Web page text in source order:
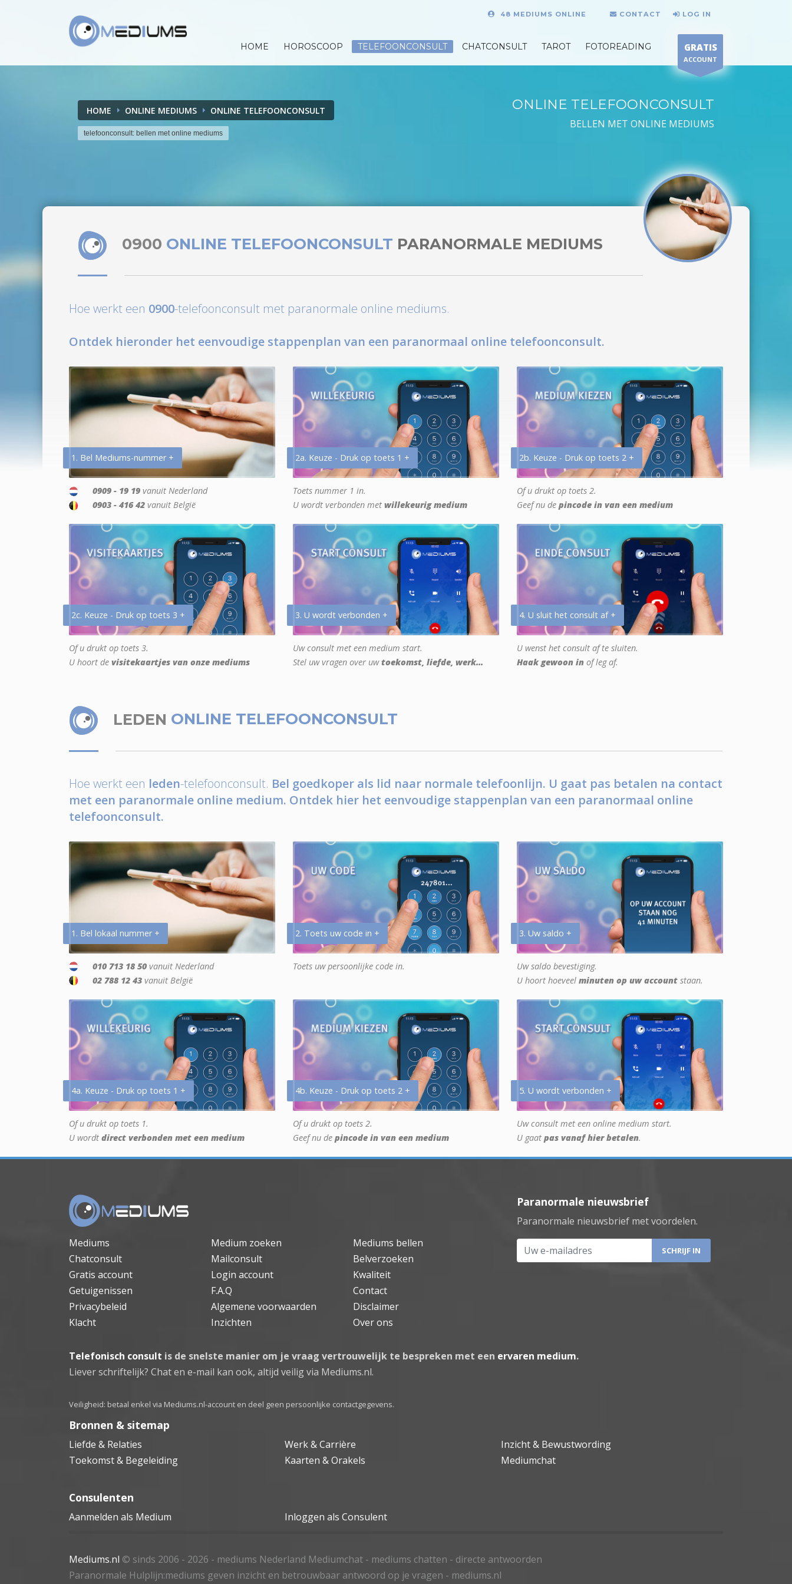
48 MEDIUMS ONLINE CONTACT LOG IN
HOME HOROSCOOP TELEFOONCONSULT CHATCONSULT TAROT FOTOREADING GRATIS
ACCOUNT
HOME ONLINE MEDIUMS ONLINE TELEFOONCONSULT
telefoonconsult: bellen met online mediums
ONLINE TELEFOONCONSULT
BELLEN MET ONLINE MEDIUMS
0900 ONLINE TELEFOONCONSULT PARANORMALE MEDIUMS
Hoe werkt een 0900-telefoonconsult met paranormale online mediums.
Ontdek hieronder het eenvoudige stappenplan van een paranormaal online telefoonconsult.
1. Bel Mediums-nummer +
0909 - 19 19 vanuit Nederland
0903 - 416 42 vanuit België
2a. Keuze - Druk op toets 1 +
Toets nummer 1 in.
U wordt verbonden met willekeurig medium
2b. Keuze - Druk op toets 2 +
Of u drukt op toets 2.
Geef nu de pincode in van een medium
2c. Keuze - Druk op toets 3 +
Of u drukt op toets 3.
U hoort de visitekaartjes van onze mediums
3. U wordt verbonden +
Uw consult met een medium start.
Stel uw vragen over uwtoekomst, liefde, werk...
4. U sluit het consult af +
U wenst het consult af te sluiten.
Haak gewoon in of leg af.
LEDEN ONLINE TELEFOONCONSULT
Hoe werkt een leden-telefoonconsult. Bel goedkoper als lid naar normale telefoonlijn. U gaat pas betalen na contact
met een paranormale online medium. Ontdek hier het eenvoudige stappenplan van een paranormaal online
telefoonconsult.
1. Bel lokaal nummer +
010 713 18 50 vanuit Nederland
02 788 12 43 vanuit België
2. Toets uw code in +
Toets uw persoonlijke code in.
3. Uw saldo +
Uw saldo bevestiging.
U hoort hoeveel minuten op uw account staan.
4a. Keuze - Druk op toets 1 +
Of u drukt op toets 1.
U wordt direct verbonden met een medium
4b. Keuze - Druk op toets 2 +
Of u drukt op toets 2.
Geef nu de pincode in van een medium
5. U wordt verbonden +
Uw consult met een online medium start.
U gaat pas vanaf hier betalen.
Mediums Medium zoeken
Mediums bellen
Chatconsult
Mailconsult
Belverzoeken
Gratis account
Login account
Kwaliteit
Getuigenissen
F.A.Q
Contact
Privacybeleid
Algemene voorwaarden
Disclaimer
Klacht
Inzichten Over ons
Paranormale nieuwsbrief
Paranormale nieuwsbrief met voordelen.
Uw e-mailadres
Telefonisch consult is de snelste manier om je vraag vertrouwelijk te bespreken met een ervaren medium.
Liever schriftelijk? Chat en e-mail kan ook, altijd veilig via Mediums.nl.
Veiligheid: betaal enkel via Mediums.nl-account en deel geen persoonlijke contactgegevens.
Bronnen & sitemap
Liefde & Relaties Werk & Carrière
Inzicht & Bewustwording
Toekomst & Begeleiding
Kaarten & Orakels Mediumchat
Consulenten
Aanmelden als Medium Inloggen als Consulent
Mediums.nl © sinds 2006 - 2026 - mediums Nederland Mediumchat - mediums chatten - directe antwoorden
Paranormale Hulplijn:mediums geven inzicht en betrouwbaar antwoord op je vragen - mediums.nl